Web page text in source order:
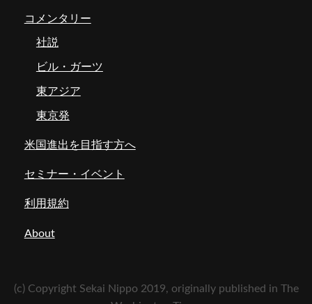
コメンタリー
社説
ビル・ガーツ
東アジア
東京発
米国進出を目指す方へ
セミナー・イベント
利用規約
About
(c) Copyright Sekai Nippo 2019, originally published in The